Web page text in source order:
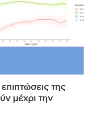
της
μέχρι την